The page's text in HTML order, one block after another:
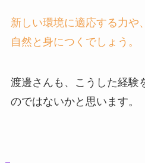
新しい環境に適応する力や
自然と身につくでしょう。
渡邊さんも、こうした経験
のではないかと思います。